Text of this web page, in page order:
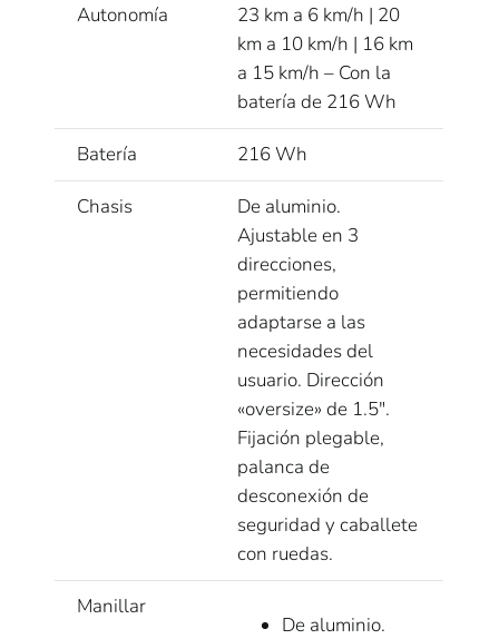
Autonomía
23 km a 6 km/h | 20
km a 10 km/h | 16 km
a 15 km/h – Con la
batería de 216 Wh
Batería 216 Wh
Chasis
De aluminio.
Ajustable en 3
direcciones,
permitiendo
adaptarse a las
necesidades del
usuario. Dirección
«oversize» de 1.5″.
Fijación plegable,
palanca de
desconexión de
seguridad y caballete
con ruedas.
Manillar
De aluminio.